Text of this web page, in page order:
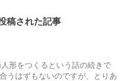
稿された記事
形をつくるという話の続きで
はずもないのですが、とりあ